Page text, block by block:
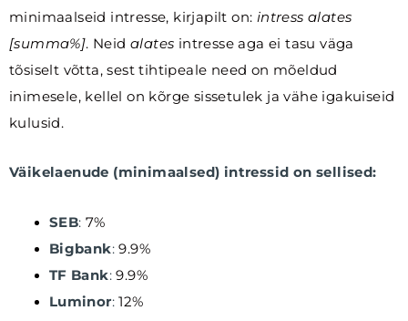
minimaalseid intresse, kirjapilt on: intress alates
[summa%]. Neidalates intresse aga ei tasu väga
tõsiselt võtta, sest tihtipeale need on mõeldud
inimesele, kellel on kõrge sissetulek ja vähe igakuiseid
kulusid.
Väikelaenude (minimaalsed) intressid on sellised:
SEB: 7%
Bigbank:9.9%
TF Bank:9.9%
Luminor:12%